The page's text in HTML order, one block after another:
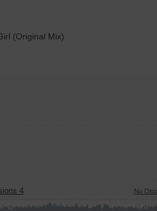
(Original Mix)
4 Nu